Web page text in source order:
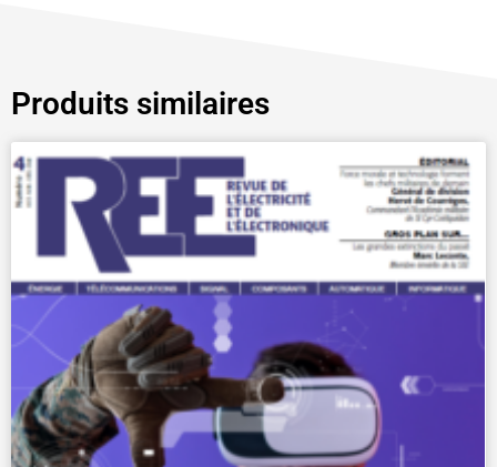
Produits similaires